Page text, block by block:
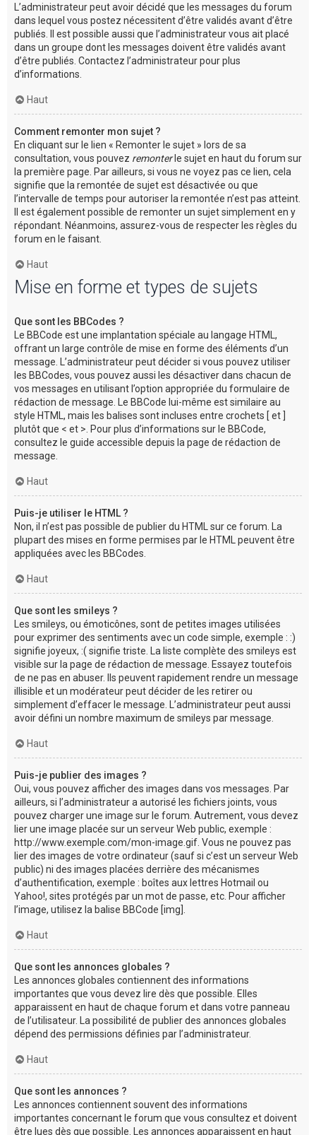
L’administrateur peut avoir décidé que les messages du forum
dans lequel vous postez nécessitent d’être validés avant d’être
publiés. Il est possible aussi que l’administrateur vous ait placé
dans un groupe dont les messages doivent être validés avant
d’être publiés. Contactez l’administrateur pour plus
d’informations.
Haut
Comment remonter mon sujet ?
En cliquant sur le lien « Remonter le sujet » lors de sa
consultation, vous pouvez remonterle sujet en haut du forum sur
la première page. Par ailleurs, si vous ne voyez pas ce lien, cela
signifie que la remontée de sujet est désactivée ou que
l’intervalle de temps pour autoriser la remontée n’est pas atteint.
Il est également possible de remonter un sujet simplement en y
répondant. Néanmoins, assurez-vous de respecter les règles du
forum en le faisant.
Haut
Mise en forme et types de sujets
Que sont les BBCodes ?
Le BBCode est une implantation spéciale au langage HTML,
offrant un large contrôle de mise en forme des éléments d’un
message. L’administrateur peut décider si vous pouvez utiliser
les BBCodes, vous pouvez aussi les désactiver dans chacun de
vos messages en utilisant l’option appropriée du formulaire de
rédaction de message. Le BBCode lui-même est similaire au
style HTML, mais les balises sont incluses entre crochets [ et ]
plutôt que < et >. Pour plus d’informations sur le BBCode,
consultez le guide accessible depuis la page de rédaction de
message.
Haut
Puis-je utiliser le HTML ?
Non, il n’est pas possible de publier du HTML sur ce forum. La
plupart des mises en forme permises par le HTML peuvent être
appliquées avec les BBCodes.
Haut
Que sont les smileys ?
Les smileys, ou émoticônes, sont de petites images utilisées
pour exprimer des sentiments avec un code simple, exemple : :)
signifie joyeux, :( signifie triste. La liste complète des smileys est
visible sur la page de rédaction de message. Essayez toutefois
de ne pas en abuser. Ils peuvent rapidement rendre un message
illisible et un modérateur peut décider de les retirer ou
simplement d’effacer le message. L’administrateur peut aussi
avoir défini un nombre maximum de smileys par message.
Haut
Puis-je publier des images ?
Oui, vous pouvez afficher des images dans vos messages. Par
ailleurs, si l’administrateur a autorisé les fichiers joints, vous
pouvez charger une image sur le forum. Autrement, vous devez
lier une image placée sur un serveur Web public, exemple :
http://www.exemple.com/mon-image.gif. Vous ne pouvez pas
lier des images de votre ordinateur (sauf si c’est un serveur Web
public) ni des images placées derrière des mécanismes
d’authentification, exemple : boîtes aux lettres Hotmail ou
Yahoo!, sites protégés par un mot de passe, etc. Pour afficher
l’image, utilisez la balise BBCode [img].
Haut
Que sont les annonces globales ?
Les annonces globales contiennent des informations
importantes que vous devez lire dès que possible. Elles
apparaissent en haut de chaque forum et dans votre panneau
de l’utilisateur. La possibilité de publier des annonces globales
dépend des permissions définies par l’administrateur.
Haut
Que sont les annonces ?
Les annonces contiennent souvent des informations
importantes concernant le forum que vous consultez et doivent
être lues dès que possible. Les annonces apparaissent en haut